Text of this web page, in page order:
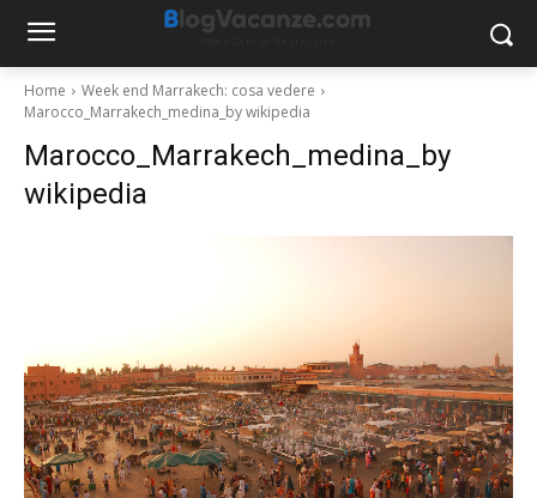
Home
Week end Marrakech: cosa vedere
Marocco_Marrakech_medina_by wikipedia
Marocco_Marrakech_medina_by
wikipedia